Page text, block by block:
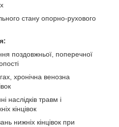
стану опорно-рухового
поздовжньої, поперечної
хронічна венозна
наслідків травм і
кінцівок
нижніх кінцівок при